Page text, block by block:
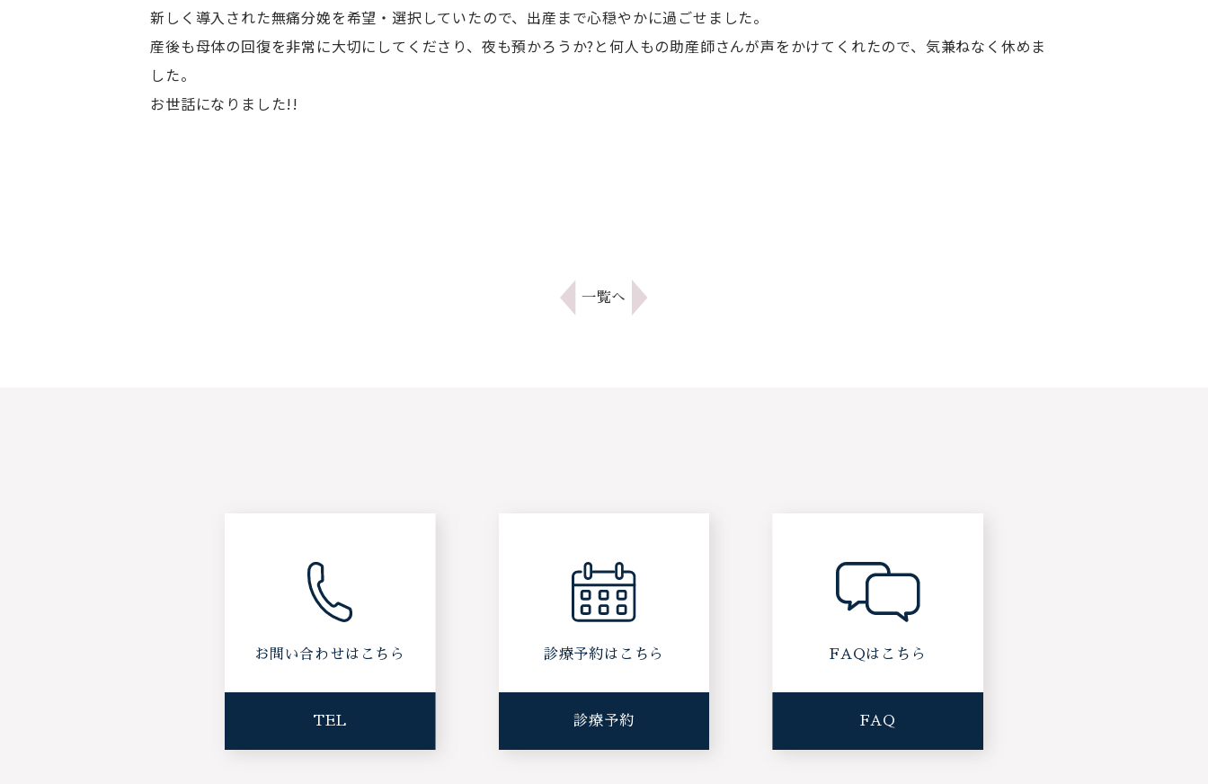
新しく導入された無痛分娩を希望・選択していたので、出産まで心穏やかに過ごせました。
産後も母体の回復を非常に大切にしてくださり、夜も預かろうか?と何人もの助産師さんが声をかけてくれたので、気兼ねなく休めま
した。
お世話になりました!!
一覧へ
お問い合わせはこちら
TEL
診療予約はこちら
診療予約
FAQはこちら
FAQ